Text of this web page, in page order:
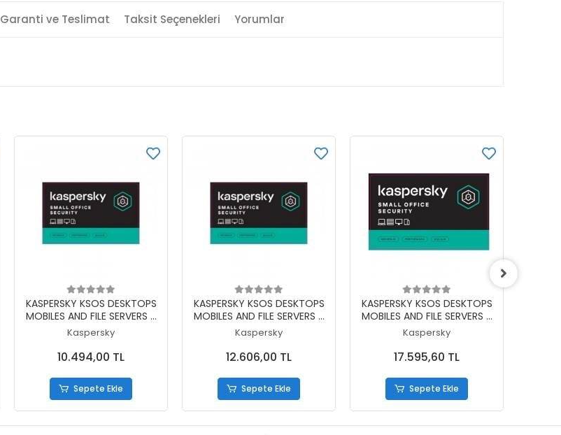
Garanti ve Teslimat Taksit Seçenekleri Yorumlar
Sepete Ekle
KASPERSKY KSOS DESKTOPS
MOBILES AND FILE SERVERS 2
SERVER+15 PC+15 MOBILE
ELEKTRONIK LISANS 3 YIL
Kaspersky
10.494,00 TL
Sepete Ekle
Sepete Ekle
KASPERSKY KSOS DESKTOPS
MOBILES AND FILE SERVERS 2
SERVER+20 PC+20 MOBILE
ELEKTRONIK LISANS 3 YIL
Kaspersky
12.606,00 TL
Sepete Ekle
Sepete Ekle
KASPERSKY KSOS DESKTOPS
MOBILES AND FILE SERVERS 5
SERVER+50 PC+50 MOBILE
ELEKTRONIK LISANS 1 YIL
Kaspersky
17.595,60 TL
Sepete Ekle